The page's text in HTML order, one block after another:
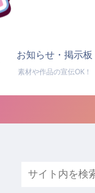
お知らせ・掲示板
素材や作品の宣伝OK！